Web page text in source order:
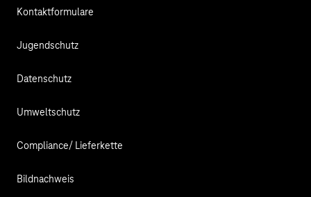
Kontaktformulare
Jugendschutz
Datenschutz
Umweltschutz
Compliance/ Lieferkette
Bildnachweis